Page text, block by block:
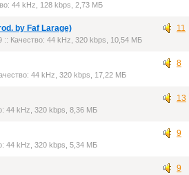
44 kHz, 128 kbps, 2,73 МБ
11
by Faf Larage)
:: Качество: 44 kHz, 320 kbps, 10,54 МБ
8
44 kHz, 320 kbps, 17,22 МБ
13
44 kHz, 320 kbps, 8,36 МБ
9
44 kHz, 320 kbps, 5,34 МБ
9